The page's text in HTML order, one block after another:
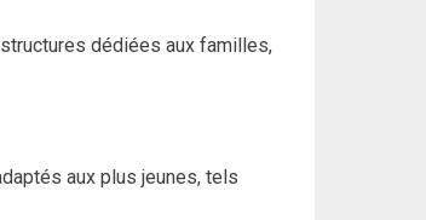
dédiées aux familles,
aux plus jeunes, tels